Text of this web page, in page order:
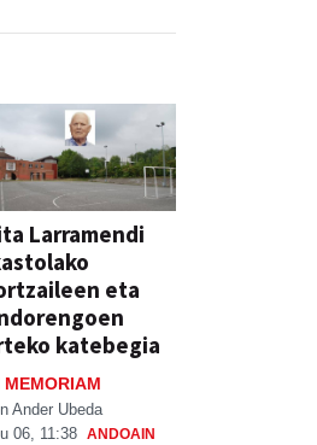
Larramendi
eta
katebegia
MEMORIAM
Ander Ubeda
06, 11:38 ANDOAIN